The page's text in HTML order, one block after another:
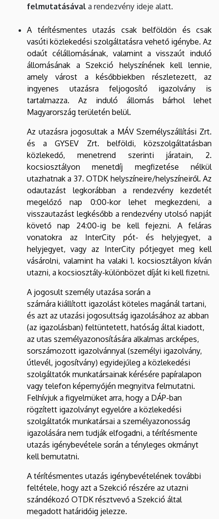
felmutatásával a rendezvény ideje alatt.
A térítésmentes utazás csak belföldön és csak
vasúti közlekedési szolgáltatásra vehető igénybe. Az
odaút célállomásának, valamint a visszaút induló
állomásának a Szekció helyszínének kell lennie,
amely várost a későbbiekben részletezett, az
ingyenes utazásra feljogosító igazolvány is
tartalmazza. Az induló állomás bárhol lehet
Magyarország területén belül.
Az utazásra jogosultak a MÁV Személyszállítási Zrt.
és a GYSEV Zrt. belföldi, közszolgáltatásban
közlekedő, menetrend szerinti járatain, 2.
kocsiosztályon menetdíj megfizetése nélkül
utazhatnak a 37. OTDK helyszíneire/helyszíneiről. Az
odautazást legkorábban a rendezvény kezdetét
megelőző nap 0:00-kor lehet megkezdeni, a
visszautazást legkésőbb a rendezvény utolsó napját
követő nap 24:00-ig be kell fejezni. A feláras
vonatokra az InterCity pót- és helyjegyet, a
helyjegyet, vagy az InterCity pótjegyet meg kell
vásárolni, valamint ha valaki 1. kocsiosztályon kíván
utazni, a kocsiosztály-különbözet díját ki kell fizetni.
A jogosult személy utazása során a
számára kiállított igazolást köteles magánál tartani,
és azt az utazási jogosultság igazolásához az abban
(az igazolásban) feltüntetett, hatóság által kiadott,
az utas személyazonosítására alkalmas arcképes,
sorszámozott igazolvánnyal (személyi igazolvány,
útlevél, jogosítvány) egyidejűleg a közlekedési
szolgáltatók munkatársainak kérésére papíralapon
vagy telefon képernyőjén megnyitva felmutatni.
Felhívjuk a figyelmüket arra, hogy a DÁP-ban
rögzített igazolványt egyelőre a közlekedési
szolgáltatók munkatársai a személyazonosság
igazolására nem tudják elfogadni, a térítésmente
utazás igénybevétele során a tényleges okmányt
kell bemutatni.
A térítésmentes utazás igénybevételének további
feltétele, hogy azt a Szekció részére az utazni
szándékozó OTDK résztvevő a Szekció által
megadott határidőig jelezze.